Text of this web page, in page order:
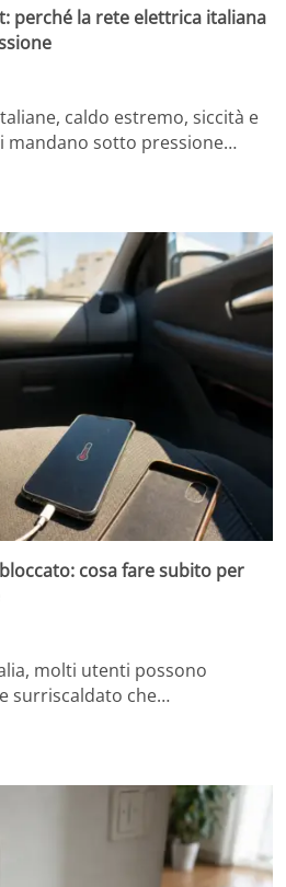
perché la rete elettrica italiana
caldo estremo, siccità e
mandano sotto pressione…
cosa fare subito per
molti utenti possono
surriscaldato che…